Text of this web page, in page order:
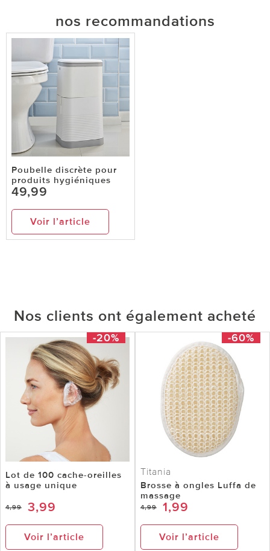
nos recommandations
Poubelle discrète pour
produits hygiéniques
49,99
Voir l’article
Nos clients ont également acheté
-20%
Lot de 100 cache-oreilles
à usage unique
4,99 3,99
Voir l’article
-60%
Titania
Brosse à ongles Luffa de
massage
4,99 1,99
Voir l’article